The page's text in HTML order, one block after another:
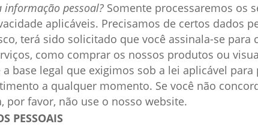
informação pessoal? Somente processaremos os
aplicáveis. Precisamos de certos dados
terá sido solicitado que você assinala-se
como comprar os nossos produtos ou
base legal que exigimos sob a lei aplicável
a qualquer momento. Se você não
por favor, não use o nosso website.
PESSOAIS